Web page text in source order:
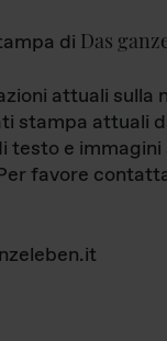
di Das
attuali sulla
stampa attuali
testo e immagini
favore